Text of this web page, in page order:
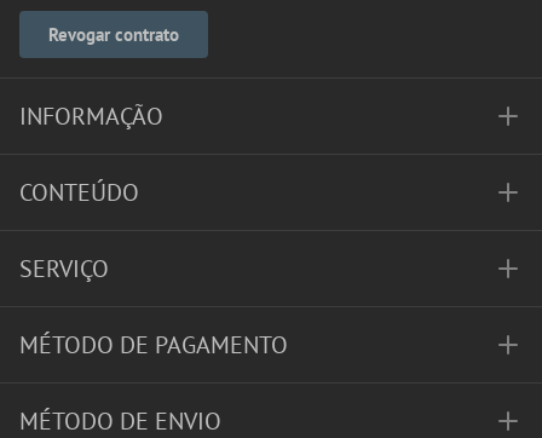
Revogar contrato
INFORMAÇÃO
CONTEÚDO
SERVIÇO
MÉTODO DE PAGAMENTO
MÉTODO DE ENVIO